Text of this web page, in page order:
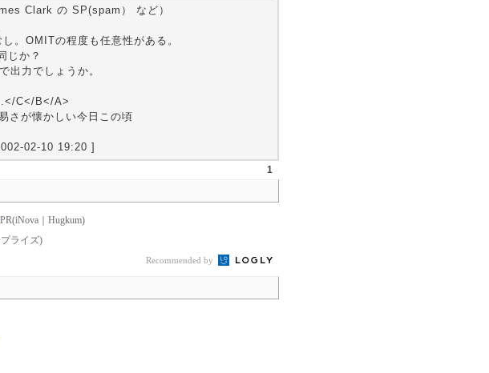
Clark の SP(spam） など）
。OMITの程度も任意性がある。
じか？
力でしょうか。
C</B</A>
さが懐かしい今日この頃
02-10 19:20 ]
1
PR(iNova｜Hugkum)
ライズ)
Recommended by